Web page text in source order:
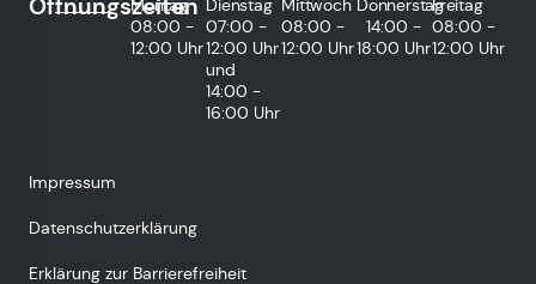
Öffnungszeiten
08:00 -
12:00 Uhr
07:00 -
12:00 Uhr
und
14:00 -
16:00 Uhr
08:00 -
12:00 Uhr
14:00 -
18:00 Uhr
08:00 -
12:00 Uhr
Impressum
Datenschutzerklärung
Erklärung zur Barrierefreiheit